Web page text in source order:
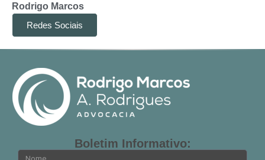
Rodrigo Marcos
Redes Sociais
Boletim Informativo: